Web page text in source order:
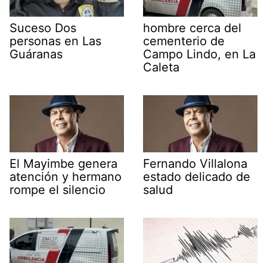
Suceso Dos
personas en Las
Guáranas
hombre cerca del
cementerio de
Campo Lindo, en La
Caleta
El Mayimbe genera
atención y hermano
rompe el silencio
Fernando Villalona
estado delicado de
salud